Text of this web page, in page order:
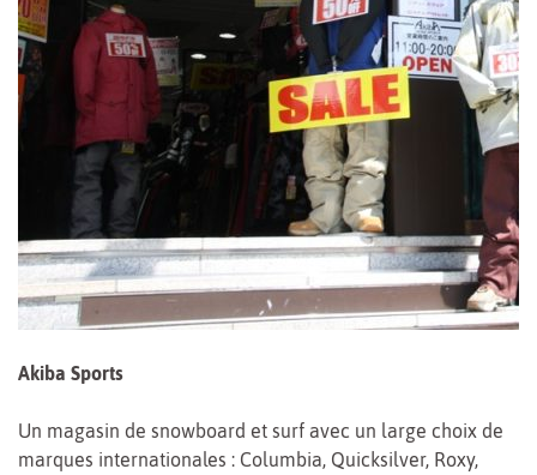
Akiba Sports
Un magasin de snowboard et surf avec un large choix de
marques internationales : Columbia, Quicksilver, Roxy,